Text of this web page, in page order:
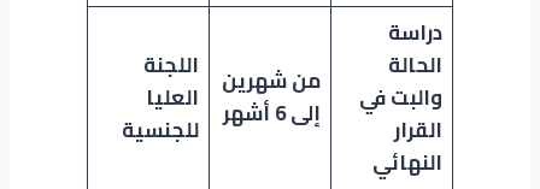
دراسة
الحالة
والبت في
القرار
النهائي
من شهرين
إلى 6 أشهر
اللجنة
العليا
للجنسية